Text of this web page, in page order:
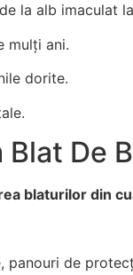
la alb imaculat
mulți ani.
dorite.
Blat De
blaturilor din
panouri de